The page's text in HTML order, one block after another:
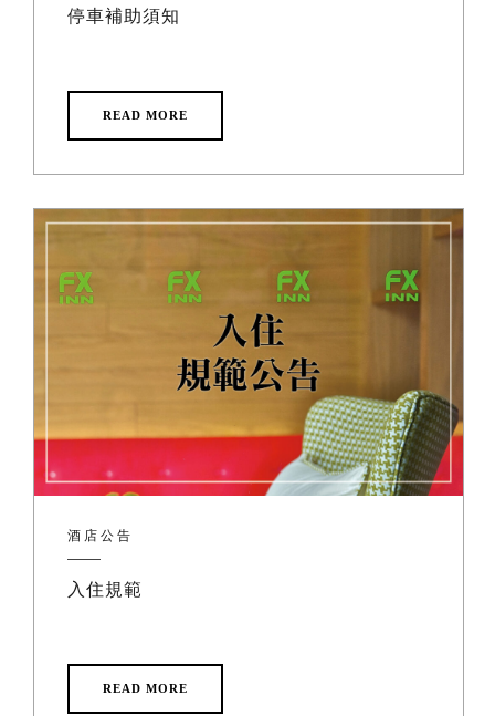
停車補助須知
READ MORE
酒店公告
入住規範
READ MORE